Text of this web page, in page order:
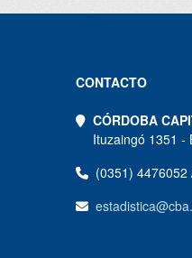
CONTACTO
CÓRDOBA
Ituzaingó 1351 -
(0351) 4476052